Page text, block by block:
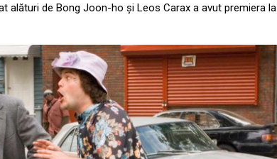
alături de Bong Joon-ho și Leos Carax a avut premiera la